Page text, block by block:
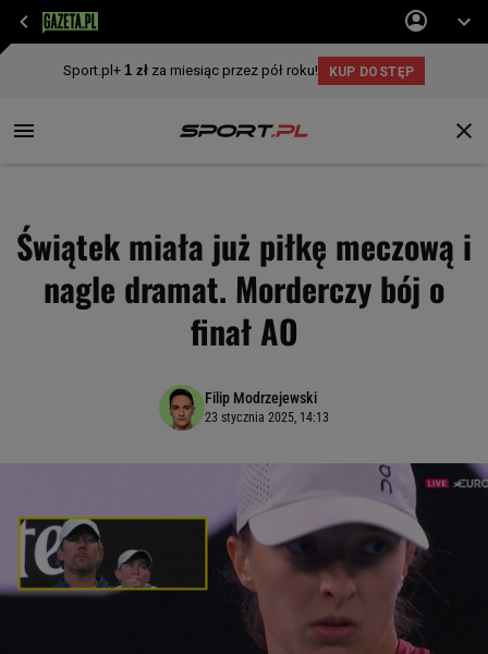
Świątek miała już piłkę meczową i
nagle dramat. Morderczy bój o
finał AO
Filip Modrzejewski
23 stycznia 2025, 14:13